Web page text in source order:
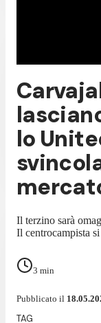
lo
Il terzino sarà
Il centrocampista
3 min
Pubblicato il